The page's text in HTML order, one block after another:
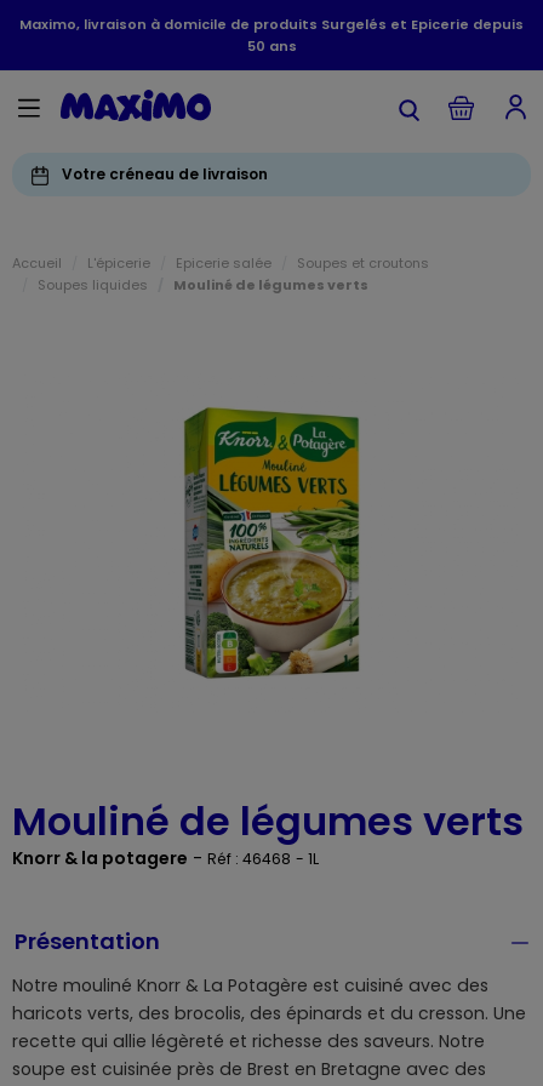
Maximo, livraison à domicile de produits Surgelés et Epicerie depuis
50 ans
Votre créneau de livraison
Accueil L'épicerie Epicerie salée
Soupes et croutons
Soupes liquides
Mouliné de légumes verts
Mouliné de légumes verts
Knorr & la potagere - Réf : 46468 - 1L
Présentation
Notre mouliné Knorr & La Potagère est cuisiné avec des
haricots verts, des brocolis, des épinards et du cresson. Une
recette qui allie légèreté et richesse des saveurs. Notre
soupe est cuisinée près de Brest en Bretagne avec des